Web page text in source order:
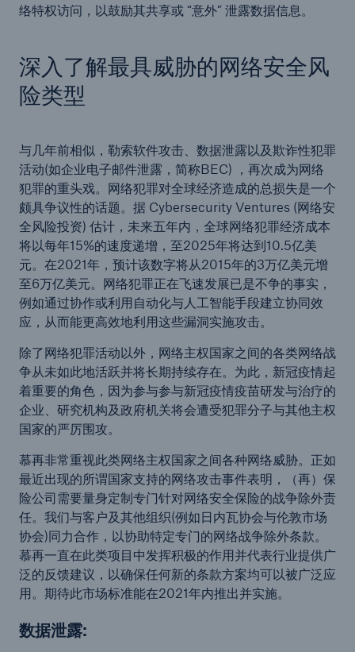
络特权访问，以鼓励其共享或 “意外” 泄露数据信息。
深入了解最具威胁的网络安全风
险类型
与几年前相似，勒索软件攻击、数据泄露以及欺诈性犯罪
活动(如企业电子邮件泄露，简称BEC) ，再次成为网络
犯罪的重头戏。网络犯罪对全球经济造成的总损失是一个
颇具争议性的话题。据 Cybersecurity Ventures (网络安
全风险投资) 估计，未来五年内，全球网络犯罪经济成本
将以每年15%的速度递增，至2025年将达到10.5亿美
元。在2021年，预计该数字将从2015年的3万亿美元增
至6万亿美元。网络犯罪正在飞速发展已是不争的事实，
例如通过协作或利用自动化与人工智能手段建立协同效
应，从而能更高效地利用这些漏洞实施攻击。
除了网络犯罪活动以外，网络主权国家之间的各类网络战
争从未如此地活跃并将长期持续存在。为此，新冠疫情起
着重要的角色，因为参与参与新冠疫情疫苗研发与治疗的
企业、研究机构及政府机关将会遭受犯罪分子与其他主权
国家的严厉围攻。
慕再非常重视此类网络主权国家之间各种网络威胁。正如
最近出现的所谓国家支持的网络攻击事件表明，（再）保
险公司需要量身定制专门针对网络安全保险的战争除外责
任。我们与客户及其他组织(例如日内瓦协会与伦敦市场
协会)同力合作，以协助特定专门的网络战争除外条款。
慕再一直在此类项目中发挥积极的作用并代表行业提供广
泛的反馈建议，以确保任何新的条款方案均可以被广泛应
用。期待此市场标准能在2021年内推出并实施。
数据泄露: